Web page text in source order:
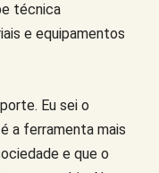
técnica
e equipamentos
Eu sei o
a ferramenta mais
e que o